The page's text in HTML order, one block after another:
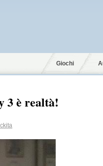
Giochi
3 è realtà!